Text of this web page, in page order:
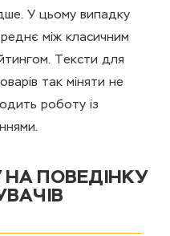
У цьому випадку
між класичним
Тексти для
так міняти не
роботу із
НА ПОВЕДІНКУ